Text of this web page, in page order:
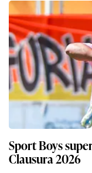
Sport Boys
Clausura 2026